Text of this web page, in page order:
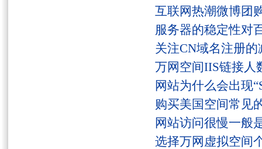
互联网热潮微博团
服务器的稳定性对
关注CN域名注册
万网空间IIS链接人
网站为什么会出现
购买美国空间常见
网站访问很慢一般
选择万网虚拟空间